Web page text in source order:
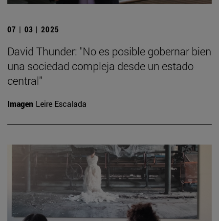
07 | 03 | 2025
David Thunder: "No es posible gobernar bien
una sociedad compleja desde un estado
central"
Imagen Leire Escalada